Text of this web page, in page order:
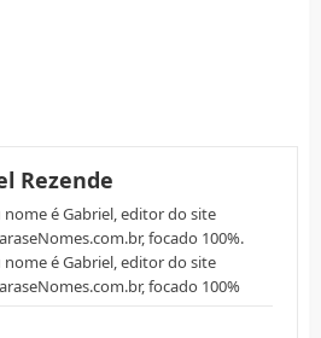
Rezende
nome é Gabriel, editor do site
focado 100%.
nome é Gabriel, editor do site
focado 100%